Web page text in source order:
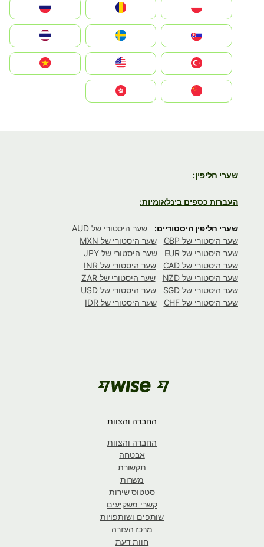
România
Slovensko
United States
Vietnam
שערי חליפין:
העברות כספים בינלאומיות:
שערי חליפין היסטוריים:
שער היסטורי של AUD
שער היסטורי של GBP
שער היסטורי של MXN
שער היסטורי של EUR
שער היסטורי של JPY
שער היסטורי של CAD
שער היסטורי של INR
שער היסטורי של NZD
שער היסטורי של ZAR
שער היסטורי של SGD
שער היסטורי של USD
שער היסטורי של CHF
שער היסטורי של IDR
החברה והצוות
החברה והצוות
אבטחה
תקשורת
משרות
סטטוס שירות
קשרי משקיעים
שותפים ושותפויות
מרכז העזרה
חוות דעת